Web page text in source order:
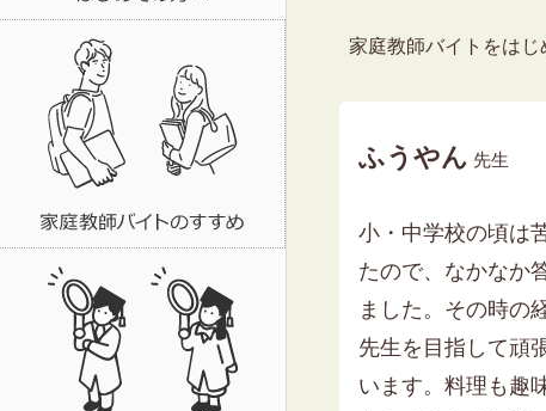
家庭教師バイトをはじ
ふうやん 先生
小・中学校の頃は
たので、なかなか
ました。その時の
先生を目指して頑
います。料理も趣